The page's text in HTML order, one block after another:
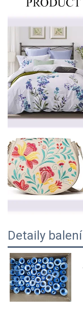
Detaily balení